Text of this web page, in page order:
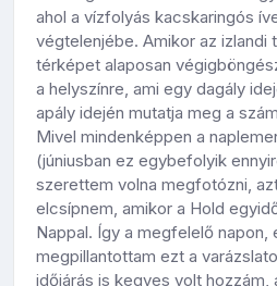
ahol a vízfolyás kacskaringós
végtelenjébe. Amikor az izlandi
térképet alaposan
a helyszínre, ami egy dagály
apály idején mutatja meg a
Mivel mindenképpen a
(júniusban ez egybefolyik
szerettem volna megfotózni,
elcsípnem, amikor a Hold
Nappal. Így a megfelelő napon,
megpillantottam ezt a
időjárás is kegyes volt hozzám,